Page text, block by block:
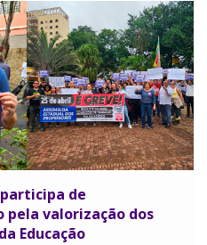
de
pela valorização dos
Educação